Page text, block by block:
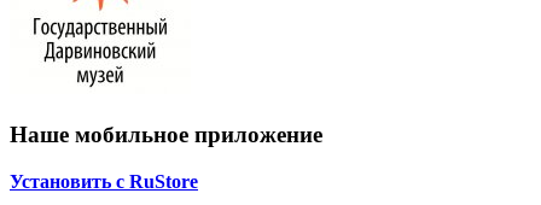
Наше мобильное приложение
Установить с RuStore